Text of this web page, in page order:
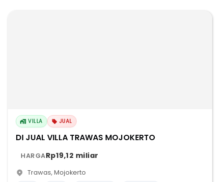
VILLA JUAL
DI JUAL VILLA TRAWAS MOJOKERTO
HARGARp19,12 miliar
Trawas, Mojokerto